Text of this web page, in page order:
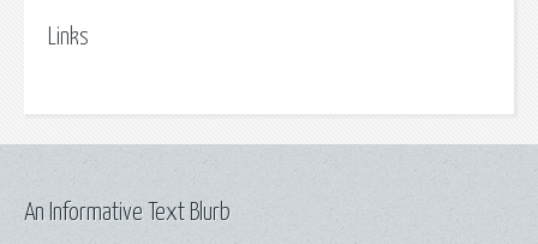
Links
An Informative Text Blurb